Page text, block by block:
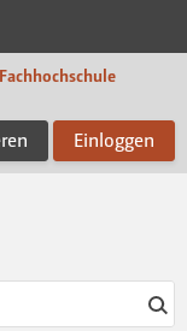
Fachhochschule
Einloggen